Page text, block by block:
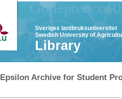
Sveriges lantbruksuniversitet
Swedish University of
Library
Epsilon Archive for Student